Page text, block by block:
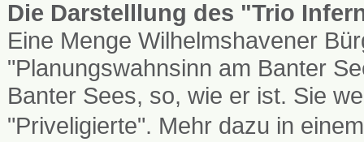
Die Darstelllung des "Trio
Eine Menge Wilhelmshavener
"Planungswahnsinn am Banter
Banter Sees, so, wie er ist. Sie
"Priveligierte". Mehr dazu in